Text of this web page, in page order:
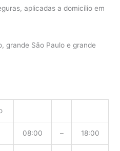
aplicadas a domicílio em
grande São Paulo e grande
08:00 – 18:00